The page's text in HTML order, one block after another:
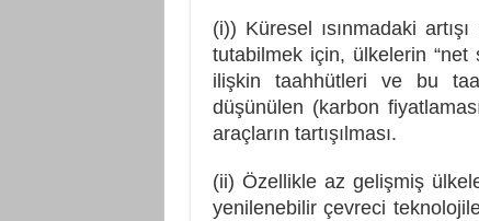
(i)) Küresel ısınmadaki
tutabilmek için, ülkelerin “net
ilişkin taahhütleri ve bu
düşünülen (karbon
araçların tartışılması.
(ii) Özellikle az gelişmiş
yenilenebilir çevreci